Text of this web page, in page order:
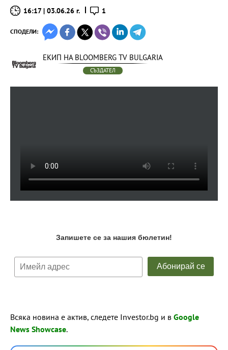
16:17 | 03.06.26 г. 1
СПОДЕЛИ:
ЕКИП НА BLOOMBERG TV BULGARIA
СЪЗДАТЕЛ
Всяка новина е актив, следете Investor.bg и в Google
News Showcase.